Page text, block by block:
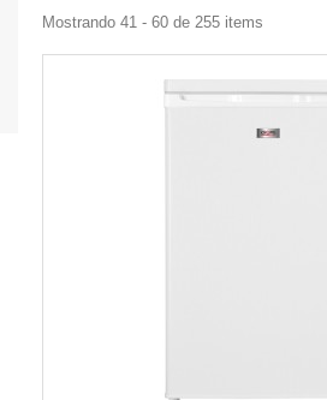
Mostrando 41 - 60 de 255 items